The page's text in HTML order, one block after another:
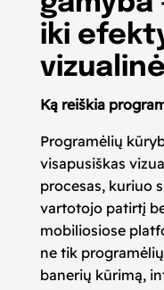
iki
Ką reiškia
Programėlių
visapusiškas
procesas, kuriuo
vartotojo patirtį
mobiliosiose
ne tik
banerių kūrimą,